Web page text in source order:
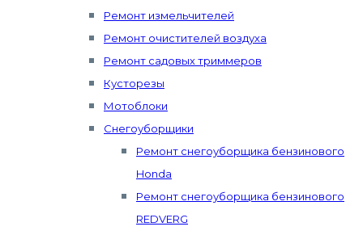
Ремонт измельчителей
Ремонт очистителей воздуха
Ремонт садовых триммеров
Кусторезы
Мотоблоки
Снегоуборщики
Ремонт снегоуборщика бензинового
Honda
Ремонт снегоуборщика бензинового
REDVERG